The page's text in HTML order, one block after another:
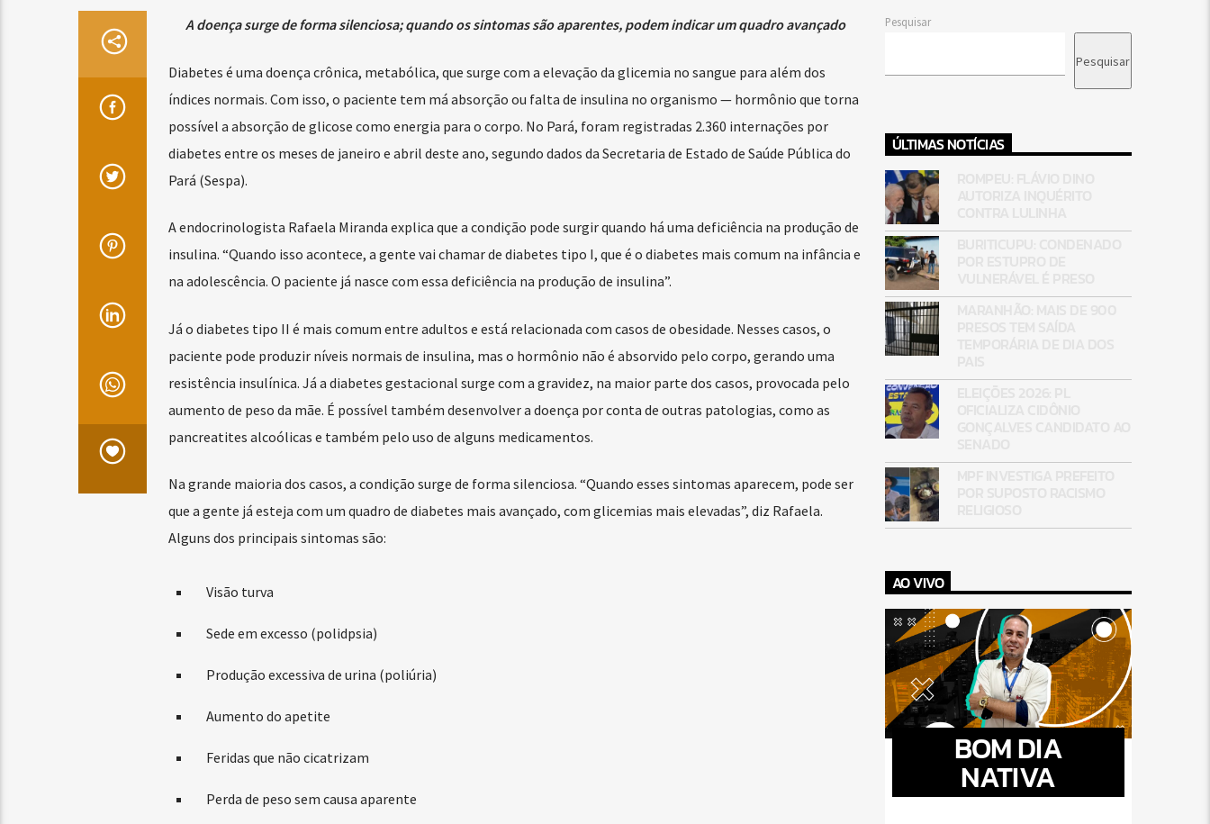
A doença surge de forma silenciosa; quando os sintomas são aparentes, podem indicar um quadro avançado
Diabetes é uma doença crônica, metabólica, que surge com a elevação da glicemia no sangue para além dos
índices normais. Com isso, o paciente tem má absorção ou falta de insulina no organismo — hormônio que torna
possível a absorção de glicose como energia para o corpo. No Pará, foram registradas 2.360 internações por
diabetes entre os meses de janeiro e abril deste ano, segundo dados da Secretaria de Estado de Saúde Pública do
Pará (Sespa).
A endocrinologista Rafaela Miranda explica que a condição pode surgir quando há uma deficiência na produção de
insulina. “Quando isso acontece, a gente vai chamar de diabetes tipo I, que é o diabetes mais comum na infância e
na adolescência. O paciente já nasce com essa deficiência na produção de insulina”.
Já o diabetes tipo II é mais comum entre adultos e está relacionada com casos de obesidade. Nesses casos, o
paciente pode produzir níveis normais de insulina, mas o hormônio não é absorvido pelo corpo, gerando uma
resistência insulínica. Já a diabetes gestacional surge com a gravidez, na maior parte dos casos, provocada pelo
aumento de peso da mãe. É possível também desenvolver a doença por conta de outras patologias, como as
pancreatites alcoólicas e também pelo uso de alguns medicamentos.
Na grande maioria dos casos, a condição surge de forma silenciosa. “Quando esses sintomas aparecem, pode ser
que a gente já esteja com um quadro de diabetes mais avançado, com glicemias mais elevadas”, diz Rafaela.
Alguns dos principais sintomas são:
Visão turva
Sede em excesso (polidpsia)
Produção excessiva de urina (poliúria)
Aumento do apetite
Feridas que não cicatrizam
Perda de peso sem causa aparente
Pesquisar
Pesquisar
ÚLTIMAS NOTÍCIAS
AO VIVO
BOM DIA
NATIVA